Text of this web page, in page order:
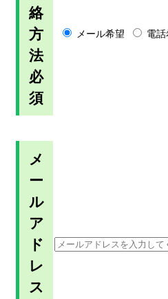
絡
方
法
必
須
メール希望 電話
メ
ー
ル
ア
ド
レ
ス